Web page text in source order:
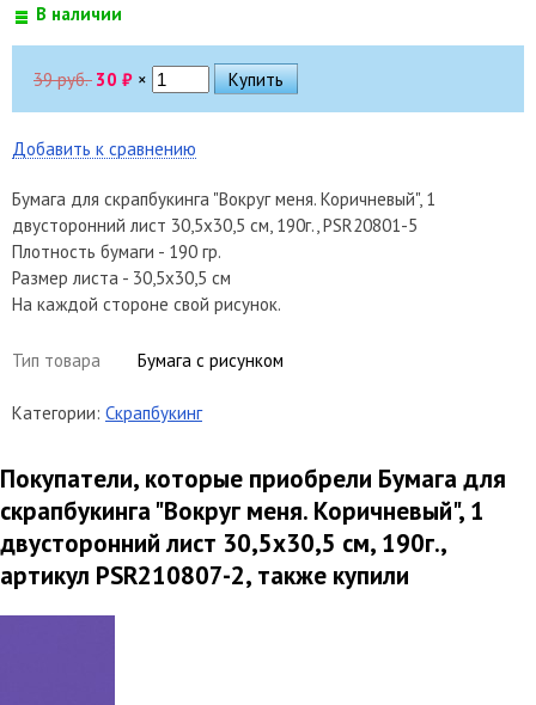
В наличии
39 руб. 30 ₽ ×
Добавить к сравнению
Бумага для скрапбукинга "Вокруг меня. Коричневый", 1
двусторонний лист 30,5х30,5 см, 190г., PSR20801-5
Плотность бумаги - 190 гр.
Размер листа - 30,5х30,5 см
На каждой стороне свой рисунок.
Тип товара Бумага с рисунком
Категории: Скрапбукинг
Покупатели, которые приобрели Бумага для
скрапбукинга "Вокруг меня. Коричневый", 1
двусторонний лист 30,5х30,5 см, 190г.,
артикул PSR210807-2, также купили